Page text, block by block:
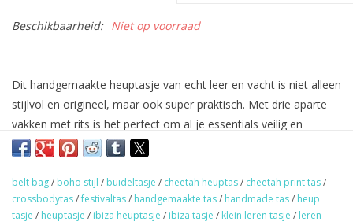
Beschikbaarheid: Niet op voorraad
Dit handgemaakte heuptasje van echt leer en vacht is niet alleen
stijlvol en origineel, maar ook super praktisch. Met drie aparte
vakken met rits is het perfect om al je essentials veilig en
overzichtelijk in op te bergen.
je heup als crossbody te dragen – ideaal voor festivals,
vakanties of gewoon als stoer en uniek accessoire dat jouw
belt bag/ boho stijl / buideltasje / cheetah heuptas/ cheetah print tas/
crossbodytas/festivaltas/ handgemaakte tas/ handmade tas/ heup
tasje / heuptasje / ibiza heuptasje / ibiza tasje / klein leren tasje / leren